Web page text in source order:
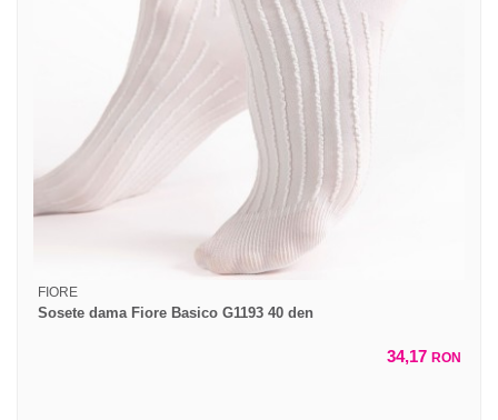
FIORE
Sosete dama Fiore Basico G1193 40 den
34,17 RON